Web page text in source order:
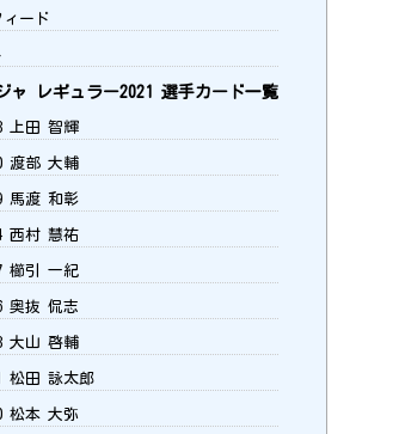
ード
ャ レギュラー2021 選手カード一覧
上田 智輝
渡部 大輔
馬渡 和彰
西村 慧祐
櫛引 一紀
奥抜 侃志
大山 啓輔
松田 詠太郎
松本 大弥